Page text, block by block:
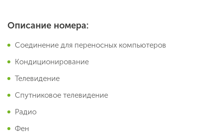
Описание номера:
Соединение для переносных компьютеров
Кондиционирование
Телевидение
Спутниковое телевидение
Радио
Фен